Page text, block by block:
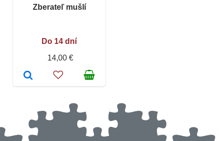
Zberateľ mušlí
Do 14 dní
14,00 €